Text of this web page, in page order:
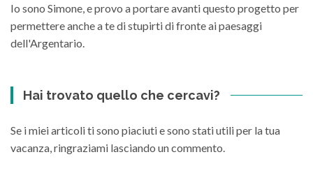
Io sono Simone, e provo a portare avanti questo progetto per
permettere anche a te di stupirti di fronte ai paesaggi
dell'Argentario.
Hai trovato quello che cercavi?
Se i miei articoli ti sono piaciuti e sono stati utili per la tua
vacanza, ringraziami lasciando un commento.